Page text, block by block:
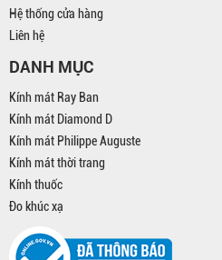
Hệ thống cửa hàng
Liên hệ
DANH MỤC
Kính mát Ray Ban
Kính mát Diamond D
Kính mát Philippe Auguste
Kính mát thời trang
Kính thuốc
Đo khúc xạ